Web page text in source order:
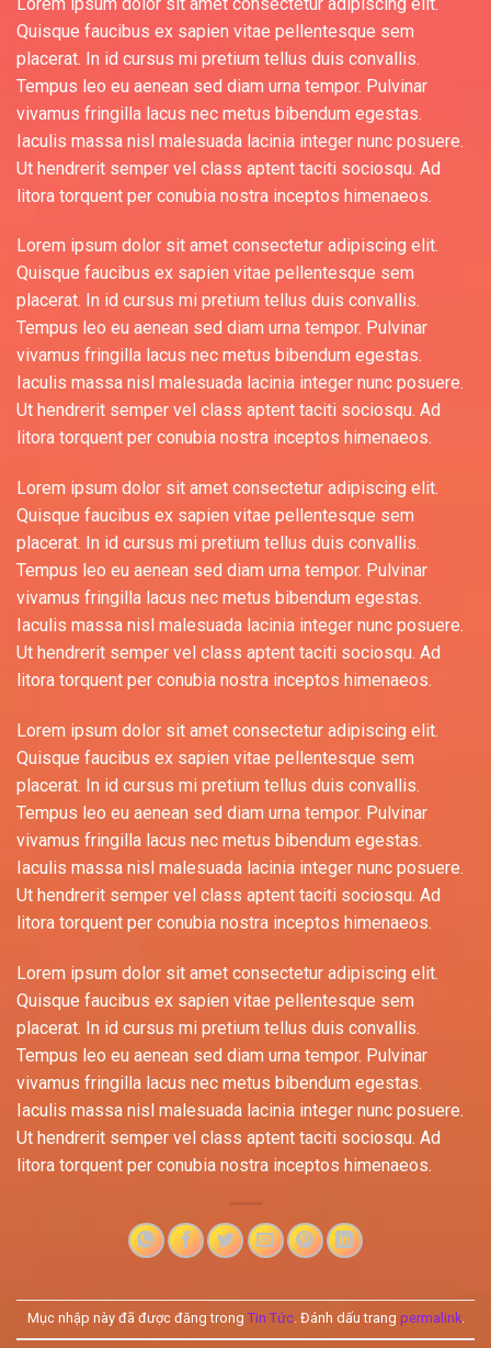
Quisque faucibus ex sapien vitae pellentesque sem
placerat. In id cursus mi pretium tellus duis convallis.
Tempus leo eu aenean sed diam urna tempor. Pulvinar
vivamus fringilla lacus nec metus bibendum egestas.
Iaculis massa nisl malesuada lacinia integer nunc posuere.
Ut hendrerit semper vel class aptent taciti sociosqu. Ad
litora torquent per conubia nostra inceptos himenaeos.
Lorem ipsum dolor sit amet consectetur adipiscing elit.
Quisque faucibus ex sapien vitae pellentesque sem
placerat. In id cursus mi pretium tellus duis convallis.
Tempus leo eu aenean sed diam urna tempor. Pulvinar
vivamus fringilla lacus nec metus bibendum egestas.
Iaculis massa nisl malesuada lacinia integer nunc posuere.
Ut hendrerit semper vel class aptent taciti sociosqu. Ad
litora torquent per conubia nostra inceptos himenaeos.
Lorem ipsum dolor sit amet consectetur adipiscing elit.
Quisque faucibus ex sapien vitae pellentesque sem
placerat. In id cursus mi pretium tellus duis convallis.
Tempus leo eu aenean sed diam urna tempor. Pulvinar
vivamus fringilla lacus nec metus bibendum egestas.
Iaculis massa nisl malesuada lacinia integer nunc posuere.
Ut hendrerit semper vel class aptent taciti sociosqu. Ad
litora torquent per conubia nostra inceptos himenaeos.
Lorem ipsum dolor sit amet consectetur adipiscing elit.
Quisque faucibus ex sapien vitae pellentesque sem
placerat. In id cursus mi pretium tellus duis convallis.
Tempus leo eu aenean sed diam urna tempor. Pulvinar
vivamus fringilla lacus nec metus bibendum egestas.
Iaculis massa nisl malesuada lacinia integer nunc posuere.
Ut hendrerit semper vel class aptent taciti sociosqu. Ad
litora torquent per conubia nostra inceptos himenaeos.
Lorem ipsum dolor sit amet consectetur adipiscing elit.
Quisque faucibus ex sapien vitae pellentesque sem
placerat. In id cursus mi pretium tellus duis convallis.
Tempus leo eu aenean sed diam urna tempor. Pulvinar
vivamus fringilla lacus nec metus bibendum egestas.
Iaculis massa nisl malesuada lacinia integer nunc posuere.
Ut hendrerit semper vel class aptent taciti sociosqu. Ad
litora torquent per conubia nostra inceptos himenaeos.
Mục nhập này đã được đăng trong Tin Tức. Đánh dấu trang permalink.